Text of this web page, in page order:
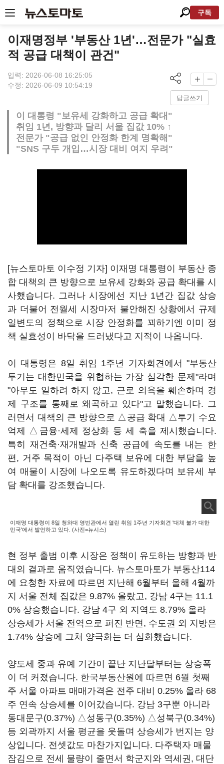
구독
이재명정부 '부동산 1년'…전문가 "실효
적 공급 대책이 관건"
입력: 2026-06-08 16:25:05
수정: 2026-06-09 10:54:19
답글쓰기
이 대통령 "보유세 강화하고 공급 확대"
취임 1년, 방향과 달리 서울 집값 10% ↑
전문가 "공급 없인 안정화 한계 명확해"
"SNS 구두 개입…시장 대비 여지 우려"
[뉴스토마토 이수정 기자] 이재명 대통령이 부동산 종
합 대책의 큰 방향으로 보유세 강화와 공급 확대를 시
사했습니다. 그러나 시장에선 지난 1년간 집값 상승
과 더불어 전월세 시장마저 불안해진 상황에서 규제
일변도의 정책으로 시장 안정화를 꾀하기엔 이미 정
책 실효성이 바닥을 드러냈다고 지적이 나옵니다.
이 대통령은 8일 취임 1주년 기자회견에서 "부동산
투기는 대한민국을 위협하는 가장 심각한 문제"라며
"아무도 일하려 하지 않고, 근로 의욕을 훼손하며 경
제 구조를 통째로 왜곡하고 있다"고 말했습니다. 그
러면서 대책의 큰 방향으로 △공급 확대 △투기 수요
억제 △금융·세제 정상화 등 세 축을 제시했습니다.
특히 재건축·재개발과 신축 공급에 속도를 내는 한
편, 거주 목적이 아닌 다주택 보유에 대한 부담을 높
여 매물이 시장에 나오도록 유도하겠다며 보유세 부
담 확대를 강조했습니다.
이재명 대통령이 8일 청와대 영빈관에서 열린 취임 1주년 기자회견 '대체 불가 대한
민국'에서 발언하고 있다. (사진=뉴시스)
현 정부 출범 이후 시장은 정책이 유도하는 방향과 반
대의 결과로 움직였습니다. 뉴스토마토가 부동산114
에 요청한 자료에 따르면 지난해 6월부터 올해 4월까
지 서울 전체 집값은 9.87% 올랐고, 강남 4구는 11.1
0% 상승했습니다. 강남 4구 외 지역도 8.79% 올라
상승세가 서울 전역으로 퍼진 반면, 수도권 외 지방은
1.74% 상승에 그쳐 양극화는 더 심화했습니다.
양도세 중과 유예 기간이 끝난 지난달부터는 상승폭
이 더 커졌습니다. 한국부동산원에 따르면 6월 첫째
주 서울 아파트 매매가격은 전주 대비 0.25% 올라 68
주 연속 상승세를 이어갔습니다. 강남 3구뿐 아니라
동대문구(0.37%) △성동구(0.35%) △성북구(0.34%)
등 외곽까지 서울 평균을 웃돌며 상승세가 번지는 양
상입니다. 전셋값도 마찬가지입니다. 다주택자 매물
잠김으로 전세 물량이 줄면서 학군지와 역세권, 대단